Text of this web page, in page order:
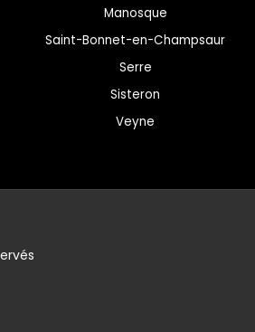
Manosque
Saint-Bonnet-en-Champsaur
Serre
Sisteron
Veyne